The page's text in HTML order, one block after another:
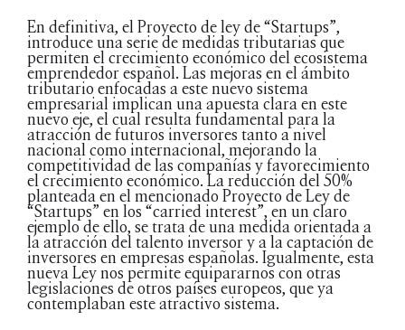
En definitiva, el Proyecto de ley de “Startups”,
introduce una serie de medidas tributarias que
permiten el crecimiento económico del ecosistema
emprendedor español. Las mejoras en el ámbito
tributario enfocadas a este nuevo sistema
empresarial implican una apuesta clara en este
nuevo eje, el cual resulta fundamental para la
atracción de futuros inversores tanto a nivel
nacional como internacional, mejorando la
competitividad de las compañías y favorecimiento
el crecimiento económico. La reducción del 50%
planteada en el mencionado Proyecto de Ley de
“Startups” en los “carried interest”, en un claro
ejemplo de ello, se trata de una medida orientada a
la atracción del talento inversor y a la captación de
inversores en empresas españolas. Igualmente, esta
nueva Ley nos permite equipararnos con otras
legislaciones de otros países europeos, que ya
contemplaban este atractivo sistema.